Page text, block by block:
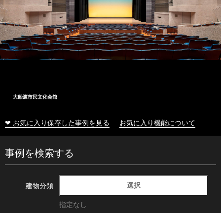
大船渡市民文化会館
❤ お気に入り保存した事例を見る お気に入り機能について
事例を検索する
建物分類 選択
指定なし